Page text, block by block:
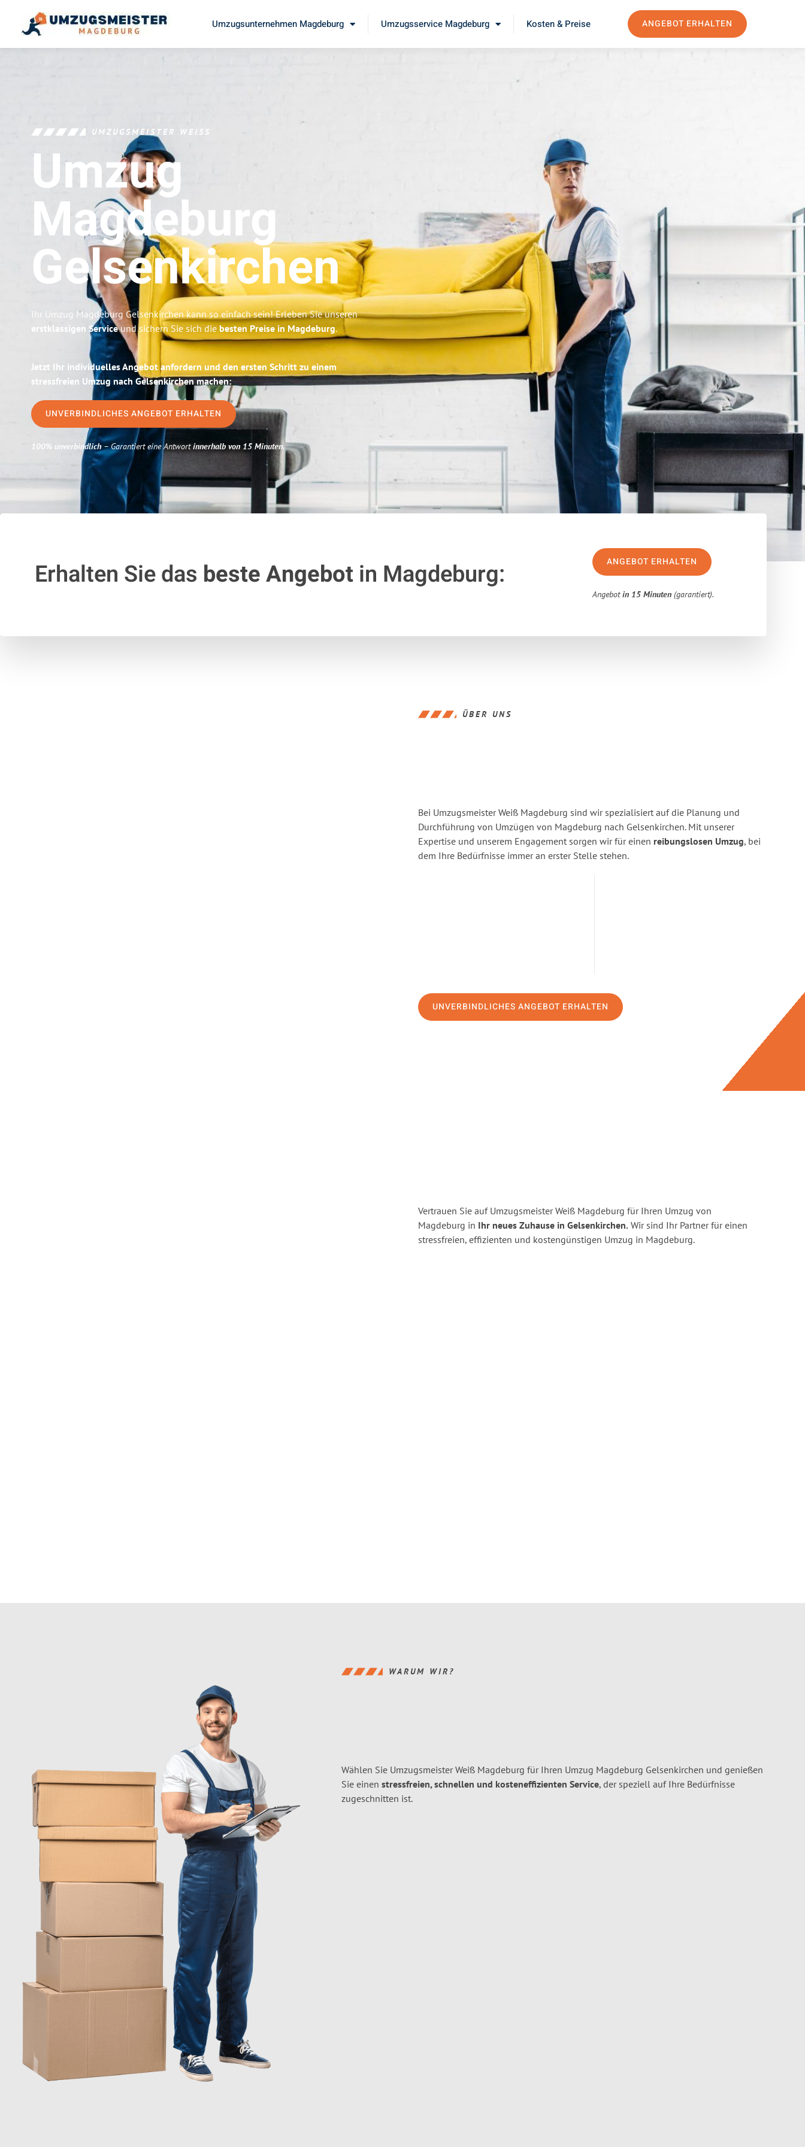
Umzugsunternehmen Magdeburg Umzugsservice Magdeburg Kosten & Preise ANGEBOT ERHALTEN
UMZUGSMEISTER WEISS
Umzug
Magdeburg
Gelsenkirchen
Ihr Umzug Magdeburg Gelsenkirchen kann so einfach sein! Erleben Sie unseren
erstklassigen Serviceund sichern Sie sich die besten Preise in Magdeburg.
Jetzt Ihr individuelles Angebot anfordern und den ersten Schritt zu einem
stressfreien Umzug nach Gelsenkirchen machen:
UNVERBINDLICHES ANGEBOT ERHALTEN
100% unverbindlich– Garantiert eine Antwortinnerhalb von 15 Minuten.
Erhalten Sie das beste Angebotin Magdeburg: ANGEBOT ERHALTEN
Angebotin 15 Minuten (garantiert).
ÜBER UNS
Bei Umzugsmeister Weiß Magdeburg sind wir spezialisiert auf die Planung und
Durchführung von Umzügen von Magdeburg nach Gelsenkirchen. Mit unserer
Expertise und unserem Engagement sorgen wir für einen reibungslosen Umzug, bei
dem Ihre Bedürfnisse immer an erster Stelle stehen.
UNVERBINDLICHES ANGEBOT ERHALTEN
Vertrauen Sie auf Umzugsmeister Weiß Magdeburg für Ihren Umzug von
Magdeburg in Ihr neues Zuhause in Gelsenkirchen. Wir sind Ihr Partner für einen
stressfreien, effizienten und kostengünstigen Umzug in Magdeburg.
WARUM WIR?
Wählen Sie Umzugsmeister Weiß Magdeburg für Ihren Umzug Magdeburg Gelsenkirchen und genießen
Sie einen stressfreien, schnellen und kosteneffizienten Service, der speziell auf Ihre Bedürfnisse
zugeschnitten ist.